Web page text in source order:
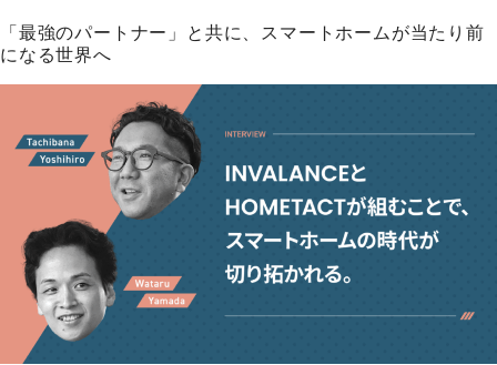
「最強のパートナー」と共に、スマートホームが当たり前
になる世界へ